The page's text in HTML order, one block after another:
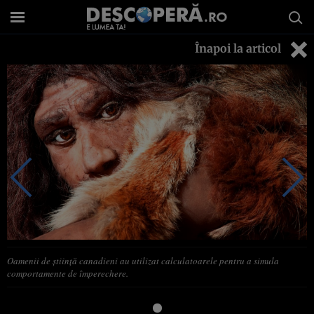
Înapoi la articol
Oamenii de ştiinţă canadieni au utilizat calculatoarele pentru a simula
comportamente de împerechere.